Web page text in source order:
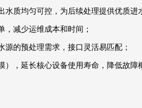
质均匀可控，为后续处理提供优质进
减少运维成本和时间；
的预处理需求，接口灵活易匹配；
，延长核心设备使用寿命，降低故障